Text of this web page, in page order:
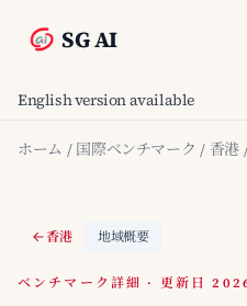
SG AI
English version available
ホーム / 国際ベンチマーク / 香港
香港 地域概要
ベンチマーク詳細 · 更新日